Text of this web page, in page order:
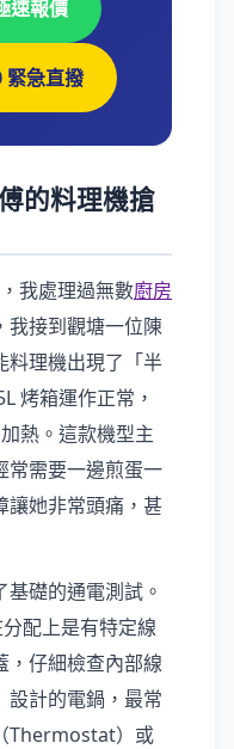
速報價
緊急直撥
的料理機搶
我處理過無數廚房
我接到觀塘一位陳
料理機出現了「半
烤箱運作正常，
熱。這款機型主
常需要一邊煎蛋一
讓她非常頭痛，甚
礎的通電測試。
配上是有特定線
，仔細檢查內部線
設計的電鍋，最常
Thermostat）或